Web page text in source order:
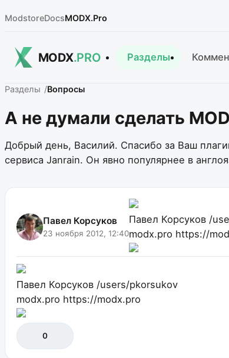
ModstoreDocsMODX.Pro
MODX.PRO Разделы
Разделы Вопросы
А не думали сделать
Добрый день, Василий. Спасибо за Ваш
сервиса Janrain. Он явно популярнее в
Павел Корсуков
23 ноября 2012, 12:40
Павел Корсуков /
modx.pro https://
Павел Корсуков /users/pkorsukov
modx.pro https://modx.pro
0